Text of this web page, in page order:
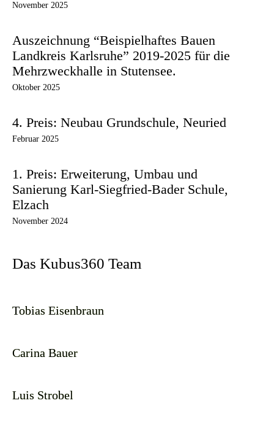
November 2025
Auszeichnung “Beispielhaftes Bauen
Landkreis Karlsruhe” 2019-2025 für die
Mehrzweckhalle in Stutensee.
Oktober 2025
4. Preis: Neubau Grundschule, Neuried
Februar 2025
1. Preis: Erweiterung, Umbau und
Sanierung Karl-Siegfried-Bader Schule,
Elzach
November 2024
Das Kubus360 Team
Tobias Eisenbraun
Carina Bauer
Luis Strobel